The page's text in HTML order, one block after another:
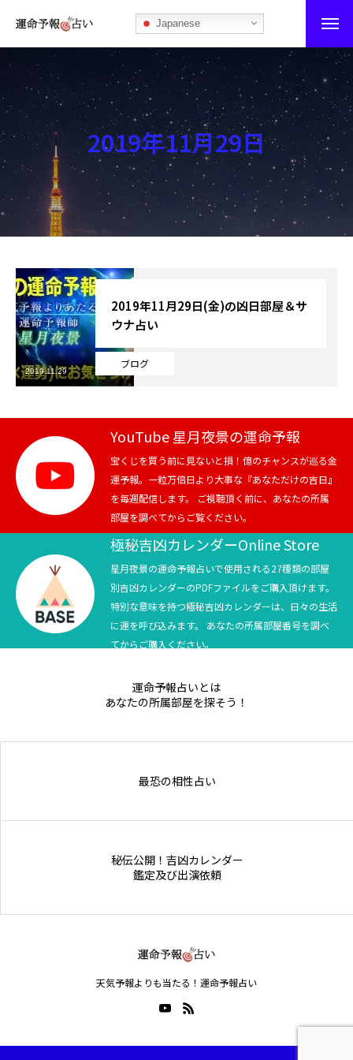
Japanese
運命予報占い
運命予報占いとは
あなたの所属部屋を探そう！
最恐の相性占い
秘伝公開！吉凶カレンダー
記事カテゴリー
ブログ
お知らせ
芸能界
テニス
スポーツ
競馬
テニス四大大会・五輪
テニス四大大会・五輪
2019年11月29日
ブログ
2019年11月29日(金)の凶日部屋＆サ
ウナ占い
2019.11.29
YouTube 星月夜景の運命予報
宝くじを買う前に見ないと損！億のチャンスが巡る金
運予報。一粒万倍日より大事な『あなただけの吉日』
を毎週配信します。 ご視聴頂く前に、あなたの所属
部屋を調べてからご覧ください。
極秘吉凶カレンダーOnline Store
星月夜景の運命予報占いで使用される27種類の部屋
別吉凶カレンダーのPDFファイルをご購入頂けます。
特別な意味を持つ極秘吉凶カレンダーは、日々の生活
に運を呼び込みます。 あなたの所属部屋番号を調べ
てからご購入ください。
運命予報占いとは
あなたの所属部屋を探そう！
最恐の相性占い
秘伝公開！吉凶カレンダー
鑑定及び出演依頼
天気予報よりも当たる！運命予報占い